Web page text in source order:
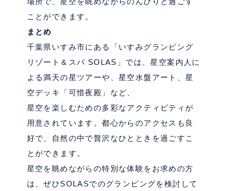
ことができます。
まとめ
千葉県いすみ市にある「いすみグランピング
リゾート＆スパ SOLAS 」では、星空案内人に
よる満天の星ツアーや、星空水盤アート、星
空デッキ「可惜夜殿」など、
星空を楽しむための多彩なアクティビティが
用意されています。都心からのアクセスも良
好で、自然の中で贅沢なひとときを過ごすこ
とができます。
星空を眺めながらの特別な体験をお求めの方
は、ぜひSOLASでのグランピングを検討して